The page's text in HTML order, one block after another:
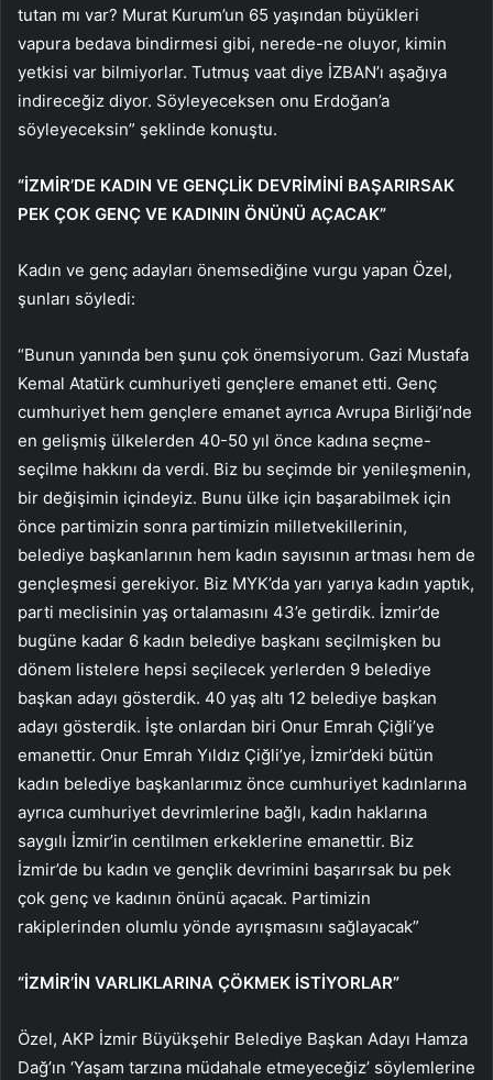
tutan mı var? Murat Kurum’un 65 yaşından büyükleri
vapura bedava bindirmesi gibi, nerede-ne oluyor, kimin
yetkisi var bilmiyorlar. Tutmuş vaat diye İZBAN’ı aşağıya
indireceğiz diyor. Söyleyeceksen onu Erdoğan’a
söyleyeceksin” şeklinde konuştu.
“İZMİR’DE KADIN VE GENÇLİK DEVRİMİNİ BAŞARIRSAK
PEK ÇOK GENÇ VE KADININ ÖNÜNÜ AÇACAK”
Kadın ve genç adayları önemsediğine vurgu yapan Özel,
şunları söyledi:
“Bunun yanında ben şunu çok önemsiyorum. Gazi Mustafa
Kemal Atatürk cumhuriyeti gençlere emanet etti. Genç
cumhuriyet hem gençlere emanet ayrıca Avrupa Birliği’nde
en gelişmiş ülkelerden 40-50 yıl önce kadına seçme-
seçilme hakkını da verdi. Biz bu seçimde bir yenileşmenin,
bir değişimin içindeyiz. Bunu ülke için başarabilmek için
önce partimizin sonra partimizin milletvekillerinin,
belediye başkanlarının hem kadın sayısının artması hem de
gençleşmesi gerekiyor. Biz MYK’da yarı yarıya kadın yaptık,
parti meclisinin yaş ortalamasını 43’e getirdik. İzmir’de
bugüne kadar 6 kadın belediye başkanı seçilmişken bu
dönem listelere hepsi seçilecek yerlerden 9 belediye
başkan adayı gösterdik. 40 yaş altı 12 belediye başkan
adayı gösterdik. İşte onlardan biri Onur Emrah Çiğli’ye
emanettir. Onur Emrah Yıldız Çiğli’ye, İzmir’deki bütün
kadın belediye başkanlarımız önce cumhuriyet kadınlarına
ayrıca cumhuriyet devrimlerine bağlı, kadın haklarına
saygılı İzmir’in centilmen erkeklerine emanettir. Biz
İzmir’de bu kadın ve gençlik devrimini başarırsak bu pek
çok genç ve kadının önünü açacak. Partimizin
rakiplerinden olumlu yönde ayrışmasını sağlayacak”
“İZMİR’İN VARLIKLARINA ÇÖKMEK İSTİYORLAR”
Özel, AKP İzmir Büyükşehir Belediye Başkan Adayı Hamza
Dağ’ın ‘Yaşam tarzına müdahale etmeyeceğiz’ söylemlerine